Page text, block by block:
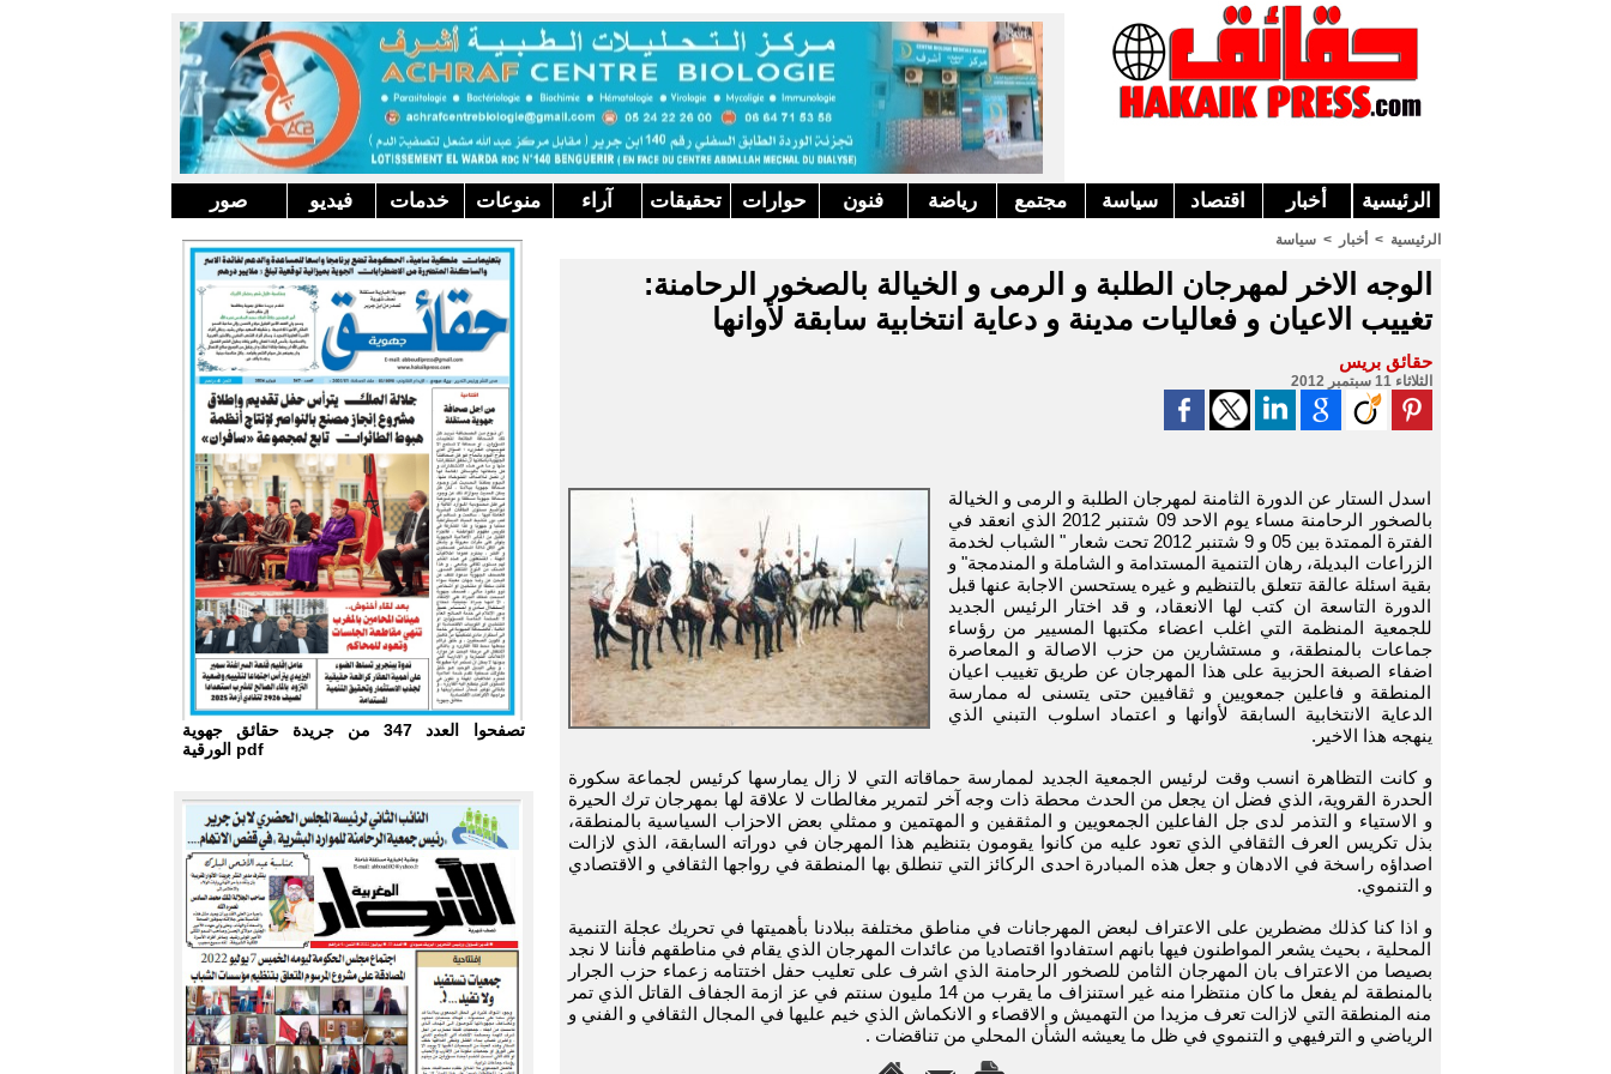
الرئيسية أخبار اقتصاد سياسة مجتمع رياضة فنون حوارات تحقيقات آراء منوعات خدمات فيديو صور
تصفحوا العدد 347 من جريدة حقائق جهوية
الورقية pdf
الرئيسية > أخبار > سياسة
الوجه الاخر لمهرجان الطلبة و الرمى و الخيالة بالصخور الرحامنة:
تغييب الاعيان و فعاليات مدينة و دعاية انتخابية سابقة لأوانها
حقائق بريس
الثلاثاء 11 سبتمبر 2012
اسدل الستار عن الدورة الثامنة لمهرجان الطلبة و الرمى و الخيالة
بالصخور الرحامنة مساء يوم الاحد 09 شتنبر 2012 الذي انعقد في
الفترة الممتدة بين 05 و 9 شتنبر 2012 تحت شعار " الشباب لخدمة
الزراعات البديلة، رهان التنمية المستدامة و الشاملة و المندمجة" و
بقية اسئلة عالقة تتعلق بالتنظيم و غيره يستحسن الاجابة عنها قبل
الدورة التاسعة ان كتب لها الانعقاد، و قد اختار الرئيس الجديد
للجمعية المنظمة التي اغلب اعضاء مكتبها المسيير من رؤساء
جماعات بالمنطقة، و مستشارين من حزب الاصالة و المعاصرة
اضفاء الصبغة الحزبية على هذا المهرجان عن طريق تغييب اعيان
المنطقة و فاعلين جمعويين و ثقافيين حتى يتسنى له ممارسة
الدعاية الانتخابية السابقة لأوانها و اعتماد اسلوب التبني الذي
ينهجه هذا الاخير.
و كانت التظاهرة انسب وقت لرئيس الجمعية الجديد لممارسة حماقاته التي لا زال يمارسها كرئيس لجماعة سكورة
الحدرة القروية، الذي فضل ان يجعل من الحدث محطة ذات وجه آخر لتمرير مغالطات لا علاقة لها بمهرجان ترك الحيرة
و الاستياء و التذمر لدى جل الفاعلين الجمعويين و المثقفين و المهتمين و ممثلي بعض الاحزاب السياسية بالمنطقة،
بذل تكريس العرف الثقافي الذي تعود عليه من كانوا يقومون بتنظيم هذا المهرجان في دوراته السابقة، الذي لازالت
اصداؤه راسخة في الادهان و جعل هذه المبادرة احدى الركائز التي تنطلق بها المنطقة في رواجها الثقافي و الاقتصادي
و التنموي.
و اذا كنا كذلك مضطرين على الاعتراف لبعض المهرجانات في مناطق مختلفة ببلادنا بأهميتها في تحريك عجلة التنمية
المحلية ، بحيث يشعر المواطنون فيها بانهم استفادوا اقتصاديا من عائدات المهرجان الذي يقام في مناطقهم فأننا لا نجد
بصيصا من الاعتراف بان المهرجان الثامن للصخور الرحامنة الذي اشرف على تعليب حفل اختتامه زعماء حزب الجرار
بالمنطقة لم يفعل ما كان منتظرا منه غير استنزاف ما يقرب من 14 مليون سنتم في عز ازمة الجفاف القاتل الذي تمر
منه المنطقة التي لازالت تعرف مزيدا من التهميش و الاقصاء و الانكماش الذي خيم عليها في المجال الثقافي و الفني و
الرياضي و الترفيهي و التنموي في ظل ما يعيشه الشأن المحلي من تناقضات .